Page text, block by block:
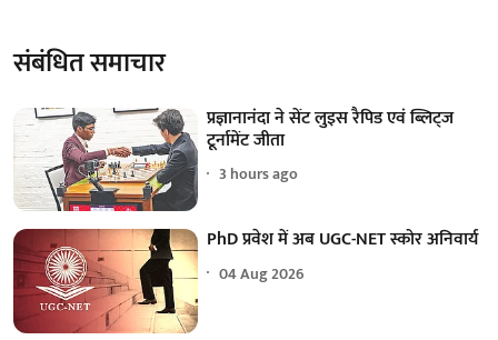
संबंधित समाचार
प्रज्ञानानंदा ने सेंट लुइस रैपिड एवं ब्लिट्ज
टूर्नामेंट जीता
3 hours ago
PhD प्रवेश में अब UGC-NET स्कोर अनिवार्य
04 Aug 2026